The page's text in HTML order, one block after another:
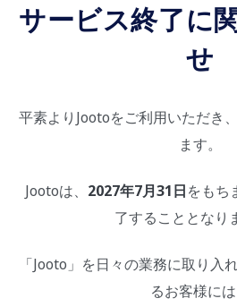
サービス終了に
せ
平素よりJootoをご利用いただき
ます。
Jootoは、 2027年7月31日をもち
了することとなり
「Jooto」を日々の業務に取り入
るお客様には